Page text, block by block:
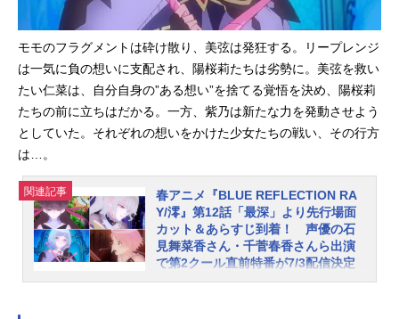
特別編が放送決定となりましたの
で、あわせてご紹介しましょう。第1
1話「わたしに有罪宣告を」あらすじ
攫われた瑠夏の行方を追って、聖イ
ネス学園へと向かう陽桜莉とモモ。
辿り着いた先で待っていたのは人質
にされた瑠夏と、陽桜莉たちに剣を
救うための行いだと話す。さらに、
リフレクターは誰も救うことはでき
ない、と。一方、都のもとには謎の
少女が訪れていた。『BLUEREFLEC
TIONRAY/澪』特別編が放送決定！7
月9日（金）からの第13話放送を前
モモのフラグメントは砕け散り、美弦は発狂する。リープレンジ
は一気に負の想いに支配され、陽桜莉たちは劣勢に。美弦を救い
たい仁菜は、自分自身の”ある想い”を捨てる覚悟を決め、陽桜莉
たちの前に立ちはだかる。一方、紫乃は新たな力を発動させよう
としていた。それぞれの想いをかけた少女たちの戦い、その行方
は…。
関連記事
春アニメ『BLUE REFLECTION RA
Y/澪』第12話「最深」より先行場面
カット＆あらすじ到着！ 声優の石
見舞菜香さん・千菅春香さんら出演
で第2クール直前特番が7/3配信決定
コーエーテクモゲームスのガストブ